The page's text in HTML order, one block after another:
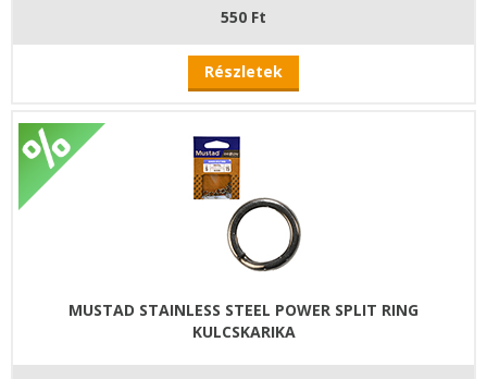
550 Ft
Részletek
MUSTAD STAINLESS STEEL POWER SPLIT RING
KULCSKARIKA